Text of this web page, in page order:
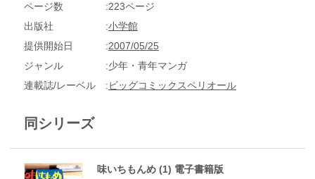
ページ数
223ページ
出版社
小学館
提供開始日
2007/05/25
ジャンル
少年・青年マンガ
連載誌/レーベル
ビッグコミックスペリオール
同シリーズ
味いちもんめ (1) 電子書籍版